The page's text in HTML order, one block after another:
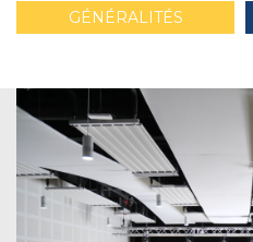
GÉNÉRALITÉS